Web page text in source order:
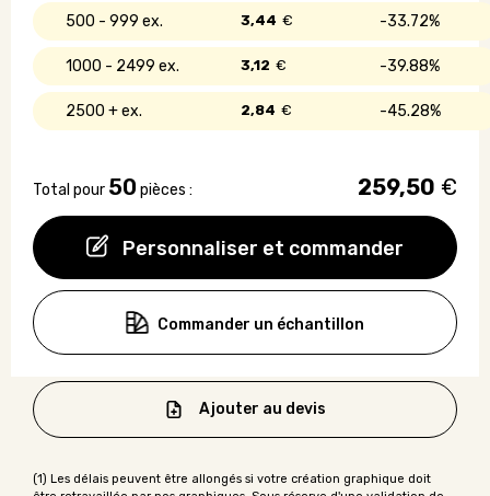
Personnaliser et commander
500 - 999 33.72%
3,44 €
1000 - 2499 39.88%
3,12 €
2500 + 45.28%
2,84 €
Total pour 50 pièces : 259,50 €
Commander un échantillon
Ajouter au devis